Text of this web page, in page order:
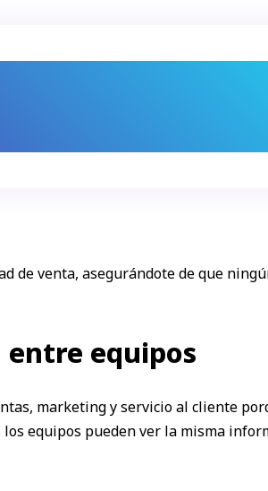
de venta, asegurándote de que
entre equipos
marketing y servicio al cliente
equipos pueden ver la misma